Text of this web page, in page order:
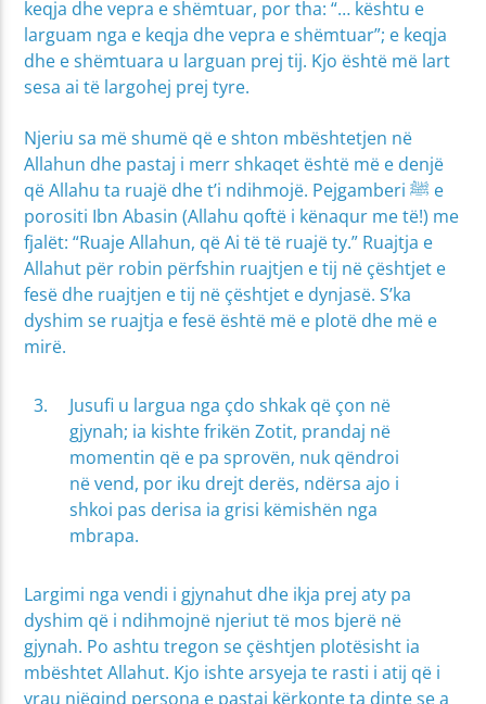
keqja dhe vepra e shëmtuar, por tha: “… kështu e
larguam nga e keqja dhe vepra e shëmtuar”; e keqja
dhe e shëmtuara u larguan prej tij. Kjo është më lart
sesa ai të largohej prej tyre.
Njeriu sa më shumë që e shton mbështetjen në
Allahun dhe pastaj i merr shkaqet është më e denjë
që Allahu ta ruajë dhe t’i ndihmojë. Pejgamberi ﷺ e
porositi Ibn Abasin (Allahu qoftë i kënaqur me të!) me
fjalët: “Ruaje Allahun, që Ai të të ruajë ty.” Ruajtja e
Allahut për robin përfshin ruajtjen e tij në çështjet e
fesë dhe ruajtjen e tij në çështjet e dynjasë. S’ka
dyshim se ruajtja e fesë është më e plotë dhe më e
mirë.
Jusufi u largua nga çdo shkak që çon në
gjynah; ia kishte frikën Zotit, prandaj në
momentin që e pa sprovën, nuk qëndroi
në vend, por iku drejt derës, ndërsa ajo i
shkoi pas derisa ia grisi këmishën nga
mbrapa.
Largimi nga vendi i gjynahut dhe ikja prej aty pa
dyshim që i ndihmojnë njeriut të mos bjerë në
gjynah. Po ashtu tregon se çështjen plotësisht ia
mbështet Allahut. Kjo ishte arsyeja te rasti i atij që i
vrau njëqind persona e pastaj kërkonte ta dinte se a